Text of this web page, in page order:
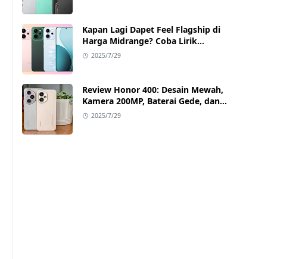
Kapan Lagi Dapet Feel Flagship di
Harga Midrange? Coba Lirik
Reno14 Pro 5G!
2025/7/29
Review Honor 400: Desain Mewah,
Kamera 200MP, Baterai Gede, dan
Google Full Akses
2025/7/29